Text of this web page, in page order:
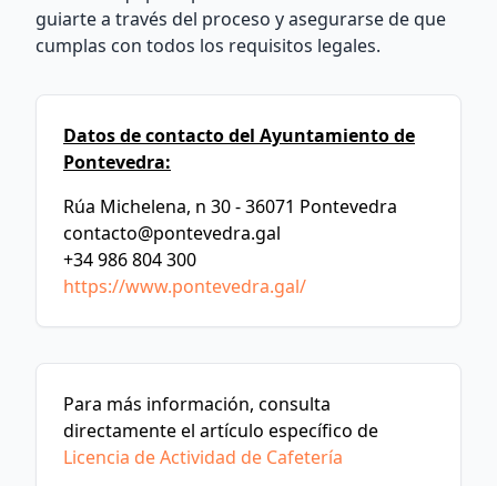
guiarte a través del proceso y asegurarse de que
cumplas con todos los requisitos legales.
Datos de contacto del Ayuntamiento de
Pontevedra:
Rúa Michelena, n 30 - 36071 Pontevedra
contacto@pontevedra.gal
+34 986 804 300
https://www.pontevedra.gal/
Para más información, consulta
directamente el artículo específico de
Licencia de Actividad de Cafetería